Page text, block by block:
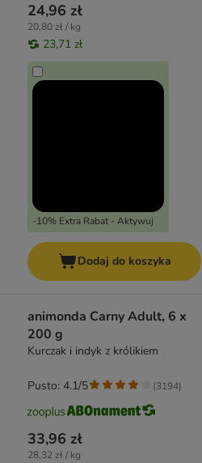
24,96 zł
20,80 zł / kg
23,71 zł
-10% Extra Rabat - Aktywuj
Dodaj do koszyka
animonda Carny Adult, 6 x
200 g
Kurczak i indyk z królikiem
33,96 zł
28,32 zł / kg
Pusto: 4.1/5 (3194)